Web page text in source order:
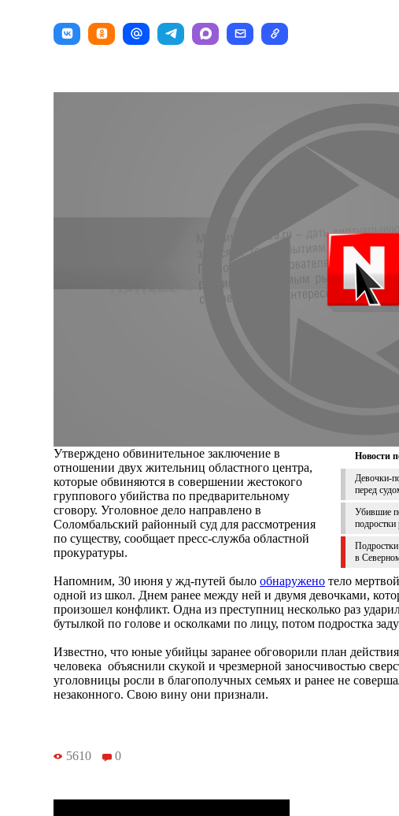
Новости
Девочки-
перед
Убившие
в
Утверждено обвинительное заключение в
отношении двух жительниц областного центра,
которые обвиняются в совершении жестокого
группового убийства по предварительному
сговору. Уголовное дело направлено в
Соломбальский районный суд для рассмотрения
по существу, сообщает пресс-служба областной
прокуратуры.
Напомним, 30 июня у жд-путей было обнаружено тело
одной из школ. Днем ранее между ней и двумя девочками,
произошел конфликт. Одна из преступниц несколько раз
бутылкой по голове и осколками по лицу, потом подростка
Известно, что юные убийцы заранее обговорили план
человека объяснили скукой и чрезмерной заносчивостью
уголовницы росли в благополучных семьях и ранее не
незаконного. Свою вину они признали.
5610 0